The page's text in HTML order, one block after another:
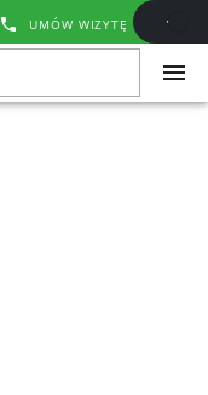
UMÓW WIZYTĘ